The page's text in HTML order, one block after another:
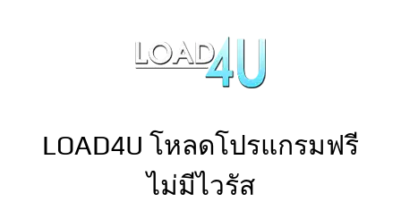
LOAD4U โหลดโปรแกรมฟรี
ไม่มีไวรัส